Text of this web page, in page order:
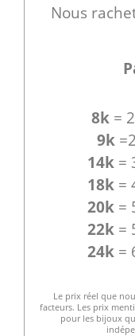
Nous
8k =
9k
14k =
18k =
20k =
22k=
24k=
Le prix réel que
facteurs. Les prix
pour les bijoux